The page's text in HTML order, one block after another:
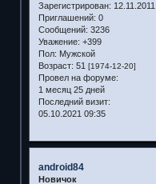
Зарегистрирован: 12.11.2011
Приглашений: 0
Сообщений: 3236
Уважение: +399
Пол: Мужской
Возраст: 51 [1974-12-20]
Провел на форуме:
1 месяц 25 дней
Последний визит:
05.10.2021 09:35
android84
Новичок